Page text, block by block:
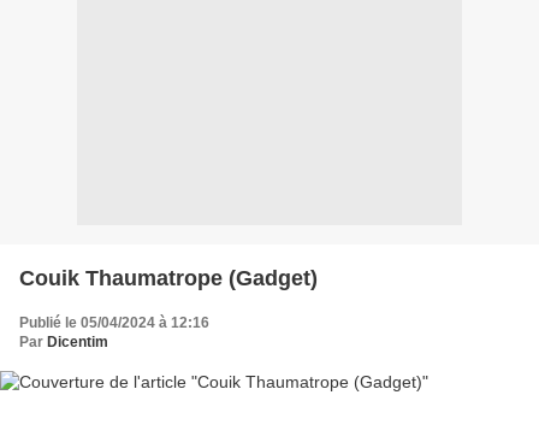
Couik Thaumatrope (Gadget)
Publié le 05/04/2024 à 12:16
Par Dicentim